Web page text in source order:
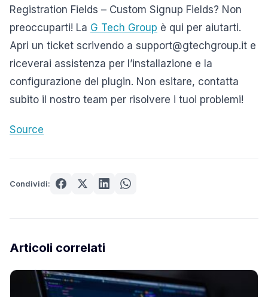
Registration Fields – Custom Signup Fields? Non
preoccuparti! La G Tech Group è qui per aiutarti.
Apri un ticket scrivendo a support@gtechgroup.it e
riceverai assistenza per l’installazione e la
configurazione del plugin. Non esitare, contatta
subito il nostro team per risolvere i tuoi problemi!
Source
Condividi:
Articoli correlati